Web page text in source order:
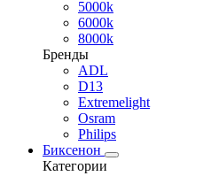
5000k
6000k
8000k
Бренды
ADL
D13
Extremelight
Osram
Philips
Биксенон
Категории